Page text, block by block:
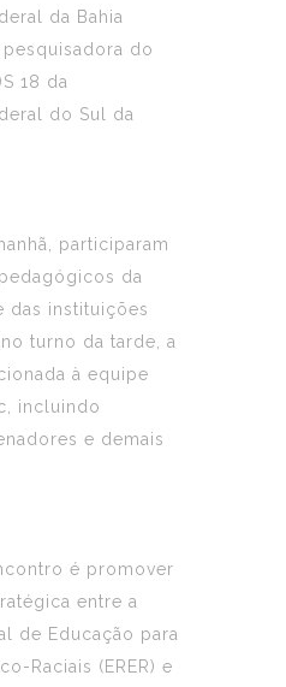
da Bahia
pesquisadora do
18 da
do Sul da
participaram
da
das instituições
turno da tarde, a
à equipe
incluindo
e demais
é promover
entre a
de Educação para
Raciais (ERER) e